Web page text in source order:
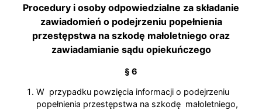
Procedury i osoby odpowiedzialne za składanie
zawiadomień o podejrzeniu popełnienia
przestępstwa na szkodę małoletniego oraz
zawiadamianie sądu opiekuńczego
§ 6
W przypadku powzięcia informacji o podejrzeniu
popełnienia przestępstwa na szkodę małoletniego,